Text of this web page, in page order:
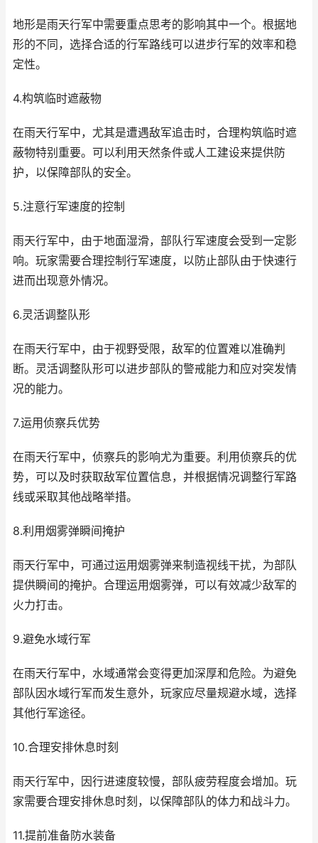
地形是雨天行军中需要重点思考的影响其中一个。根据地
形的不同，选择合适的行军路线可以进步行军的效率和稳
定性。
4.构筑临时遮蔽物
在雨天行军中，尤其是遭遇敌军追击时，合理构筑临时遮
蔽物特别重要。可以利用天然条件或人工建设来提供防
护，以保障部队的安全。
5.注意行军速度的控制
雨天行军中，由于地面湿滑，部队行军速度会受到一定影
响。玩家需要合理控制行军速度，以防止部队由于快速行
进而出现意外情况。
6.灵活调整队形
在雨天行军中，由于视野受限，敌军的位置难以准确判
断。灵活调整队形可以进步部队的警戒能力和应对突发情
况的能力。
7.运用侦察兵优势
在雨天行军中，侦察兵的影响尤为重要。利用侦察兵的优
势，可以及时获取敌军位置信息，并根据情况调整行军路
线或采取其他战略举措。
8.利用烟雾弹瞬间掩护
雨天行军中，可通过运用烟雾弹来制造视线干扰，为部队
提供瞬间的掩护。合理运用烟雾弹，可以有效减少敌军的
火力打击。
9.避免水域行军
在雨天行军中，水域通常会变得更加深厚和危险。为避免
部队因水域行军而发生意外，玩家应尽量规避水域，选择
其他行军途径。
10.合理安排休息时刻
雨天行军中，因行进速度较慢，部队疲劳程度会增加。玩
家需要合理安排休息时刻，以保障部队的体力和战斗力。
11.提前准备防水装备